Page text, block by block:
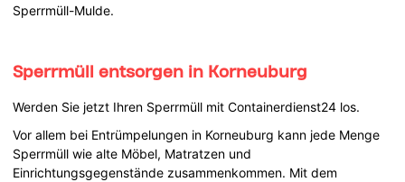
Sperrmüll-Mulde.
Sperrmüll entsorgen in Korneuburg
Werden Sie jetzt Ihren Sperrmüll mit Containerdienst24 los.
Vor allem bei Entrümpelungen in Korneuburg kann jede Menge
Sperrmüll wie alte Möbel, Matratzen und
Einrichtungsgegenstände zusammenkommen. Mit dem